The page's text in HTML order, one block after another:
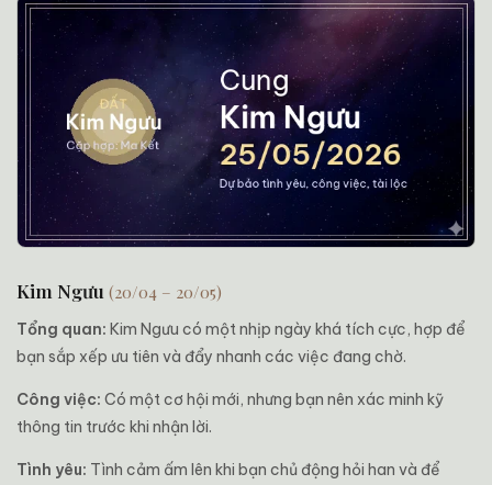
Kim Ngưu (20/04 – 20/05)
Tổng quan: Kim Ngưu có một nhịp ngày khá tích cực, hợp để
bạn sắp xếp ưu tiên và đẩy nhanh các việc đang chờ.
Công việc: Có một cơ hội mới, nhưng bạn nên xác minh kỹ
thông tin trước khi nhận lời.
Tình yêu: Tình cảm ấm lên khi bạn chủ động hỏi han và để